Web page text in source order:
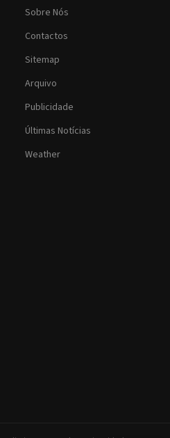
Sobre Nós
Contactos
Sitemap
Arquivo
Publicidade
Últimas Notícias
Weather